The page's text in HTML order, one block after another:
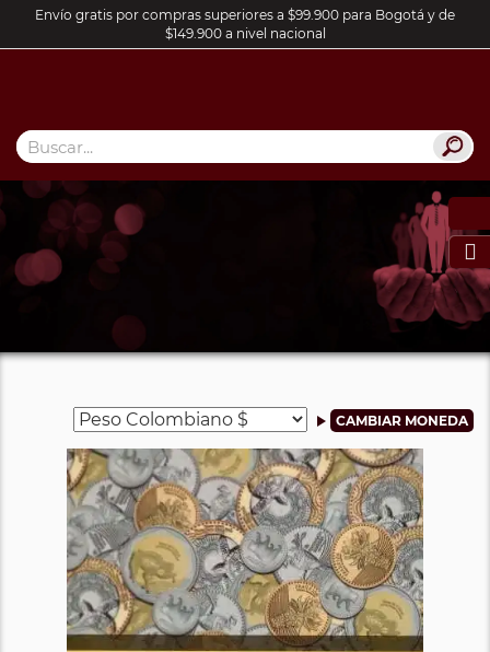
Envío gratis por compras superiores a $99.900 para Bogotá y de
$149.900 a nivel nacional
